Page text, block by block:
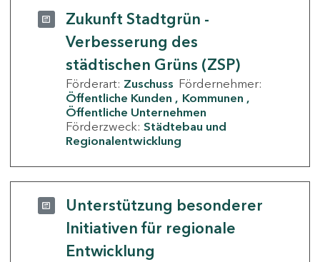
Zukunft Stadtgrün -
Verbesserung des
städtischen Grüns (ZSP)
Förderart: Zuschuss Fördernehmer:
Öffentliche Kunden
Kommunen
Öffentliche Unternehmen
Förderzweck: Städtebau und
Regionalentwicklung
Unterstützung besonderer
Initiativen für regionale
Entwicklung